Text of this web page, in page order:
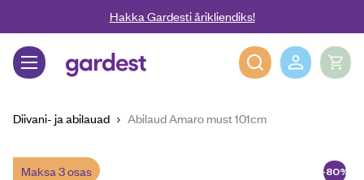
Liigu edasi põhisisu juurdeHakka Gardesti ärikliendiks!
Gardest
Diivani- ja abilauad Abilaud Amaro must 101cm
-80%
Maksa 3 osas